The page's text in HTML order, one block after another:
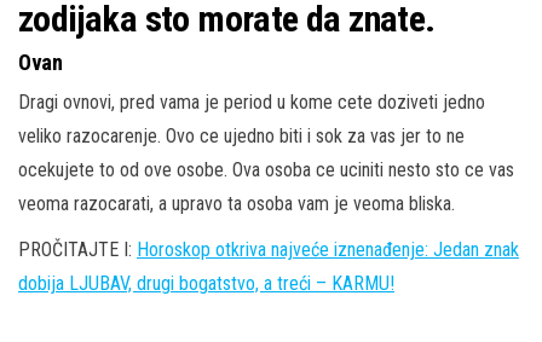
zodijaka sto morate da znate.
Ovan
Dragi ovnovi, pred vama je period u kome cete doziveti jedno
veliko razocarenje. Ovo ce ujedno biti i sok za vas jer to ne
ocekujete to od ove osobe. Ova osoba ce uciniti nesto sto ce vas
veoma razocarati, a upravo ta osoba vam je veoma bliska.
PROČITAJTE I: Horoskop otkriva najveće iznenađenje: Jedan znak
dobija LJUBAV, drugi bogatstvo, a treći – KARMU!